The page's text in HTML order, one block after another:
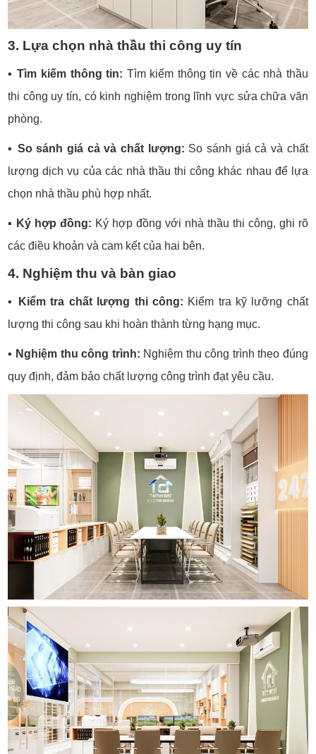
3. Lựa chọn nhà thầu thi công uy tín
▪️Tìm kiếm thông tin: Tìm kiếm thông tin về các nhà thầu
thi công uy tín, có kinh nghiệm trong lĩnh vực sửa chữa văn
phòng.
▪️ So sánh giá cả và chất lượng: So sánh giá cả và chất
lượng dịch vụ của các nhà thầu thi công khác nhau để lựa
chọn nhà thầu phù hợp nhất.
▪️ Ký hợp đồng: Ký hợp đồng với nhà thầu thi công, ghi rõ
các điều khoản và cam kết của hai bên.
4. Nghiệm thu và bàn giao
▪️ Kiểm tra chất lượng thi công: Kiểm tra kỹ lưỡng chất
lượng thi công sau khi hoàn thành từng hạng mục.
▪️ Nghiệm thu công trình: Nghiệm thu công trình theo đúng
quy định, đảm bảo chất lượng công trình đạt yêu cầu.